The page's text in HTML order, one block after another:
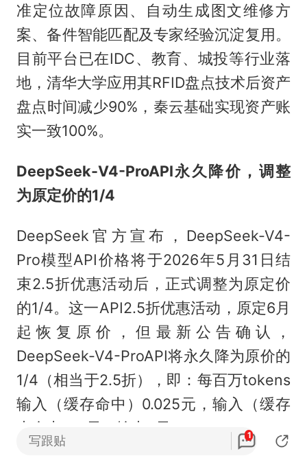
准定位故障原因、自动生成图文维修方
案、备件智能匹配及专家经验沉淀复用。
目前平台已在IDC、教育、城投等行业落
地，清华大学应用其RFID盘点技术后资产
盘点时间减少90%，秦云基础实现资产账
实一致100%。
DeepSeek-V4-ProAPI永久降价，调整
为原定价的1/4
DeepSeek官方宣布，DeepSeek-V4-
Pro模型API价格将于2026年5月31日结
束2.5折优惠活动后，正式调整为原定价
的1/4。这一API2.5折优惠活动，原定6月
起恢复原价，但最新公告确认，
DeepSeek-V4-ProAPI将永久降为原价的
1/4（相当于2.5折），即：每百万tokens
输入（缓存命中）0.025元，输入（缓存
未命中）3元，输出6元。
写跟贴 1